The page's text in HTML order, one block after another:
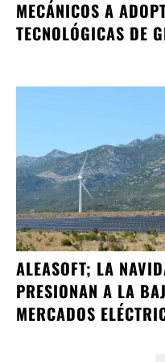
MECÁNICOS A
TECNOLÓGICAS DE
ALEASOFT; LA
PRESIONAN A LA
MERCADOS